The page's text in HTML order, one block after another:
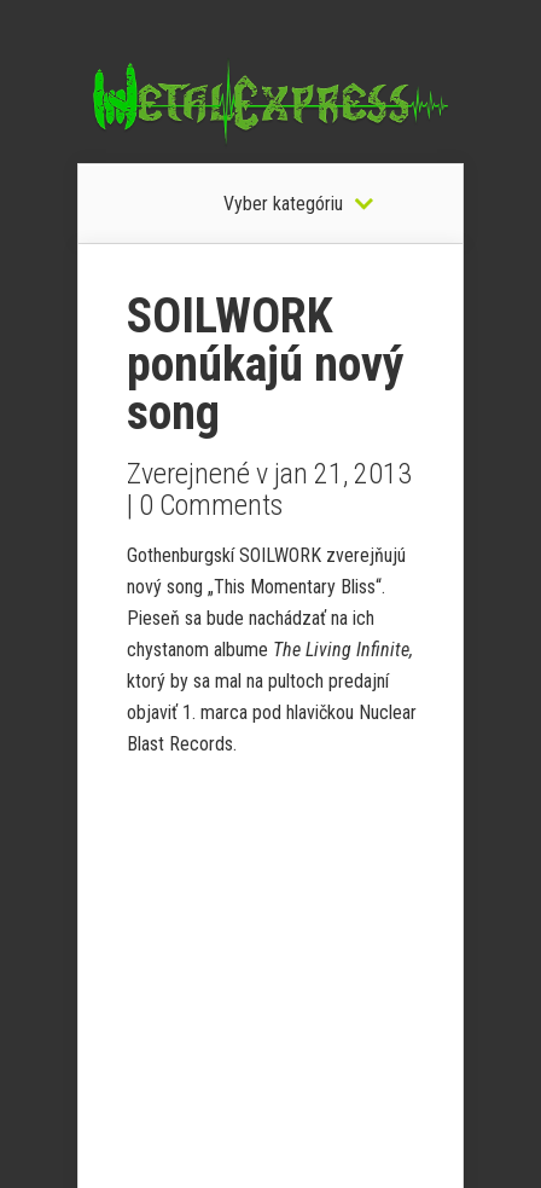
Vyber kategóriu
SOILWORK
ponúkajú nový
song
Zverejnené v jan 21, 2013
| 0 Comments
Gothenburgskí SOILWORK zverejňujú
nový song „This Momentary Bliss“.
Pieseň sa bude nachádzať na ich
chystanom albume The Living Infinite,
ktorý by sa mal na pultoch predajní
objaviť 1. marca pod hlavičkou Nuclear
Blast Records.